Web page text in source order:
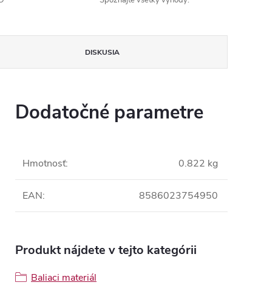
DISKUSIA
Dodatočné parametre
Hmotnosť: 0.822 kg
EAN: 8586023754950
Produkt nájdete v tejto kategórii
Baliaci materiál